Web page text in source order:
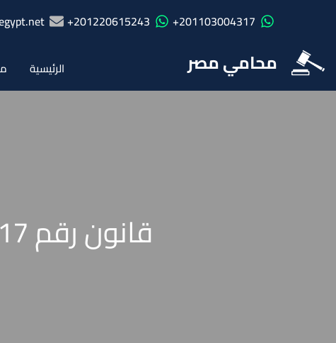
201103004317+
201220615243+
محامي مصر الرئيسية
قانون رقم 117 لسنة 1983 بإصدار قانون حماية الآثار